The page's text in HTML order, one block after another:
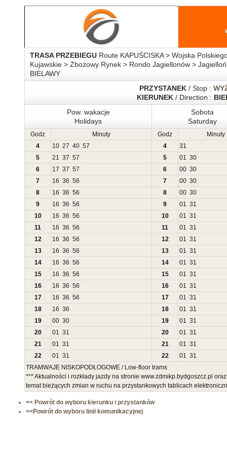
TRASA PRZEBIEGU Route KAPUŚCISKA > Wojska
Kujawskie > Zbożowy Rynek > Rondo Jagiellonów >
BIELAWY
PRZYSTANEK / Stop :
KIERUNEK / Direction :
Pow. wakacje
Holidays
Sobota
Saturday
Godz Minuty Godz
Minuty
4
10 27 40 57 4
31
5
21 37 57 5 01 30
6
17 37 57 6 00 30
7
16 36 56 7 00 30
8
16 36 56 8 00 30
9
16 36 56 9 01 31
10
16 36 56 10 01 31
11
16 36 56 11 01 31
12
16 36 56 12 01 31
13
16 36 56 13 01 31
14
16 36 56 14 01 31
15
16 36 56 15 01 31
16
16 36 56 16 01 31
17
16 36 56 17 01 31
18
16 36 18 01 31
19
00 30 19 01 31
20
01 31 20 01 31
21
01 31 21 01 31
22
01 31 22 01 31
TRAMWAJE NISKOPODŁOGOWE / Low-floor trams
*** Aktualności i rozkłady jazdy na stronie www.zdmikp.bydgoszcz.pl
temat bieżących zmian w ruchu na przystankowych tablicach
<< Powrót do wyboru kierunku i przystanków
<<Powrót do wyboru linii komunikacyjnej